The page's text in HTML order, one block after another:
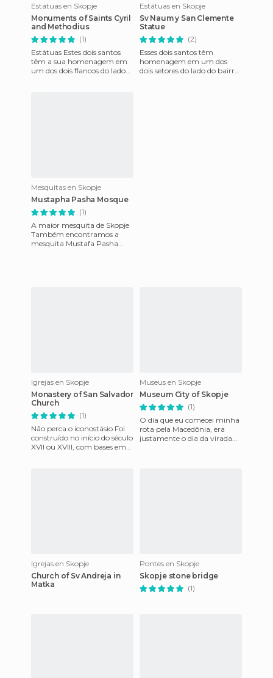
Estátuas en Skopje
Monuments of Saints Cyril
and Methodius
(1)
Estátuas Estes dois santos
têm a sua homenagem em
um dos dois flancos do lado
Estátuas en Skopje
Sv Naum y San Clemente
Statue
(2)
Esses dois santos têm
homenagem em um dos
dois setores do lado do bairro
Mesquitas en Skopje
Mustapha Pasha Mosque
(1)
A maior mesquita de Skopje
Também encontramos a
mesquita Mustafa Pasha
Igrejas en Skopje
Monastery of San Salvador
Church
(1)
Não perca o iconostásio Foi
construído no início do século
XVII ou XVIII, com bases em
Museus en Skopje
Museum City of Skopje
(1)
O dia que eu comecei minha
rota pela Macedônia, era
justamente o dia da virada
Igrejas en Skopje
Church of Sv Andreja in
Matka
Pontes en Skopje
Skopje stone bridge
(1)